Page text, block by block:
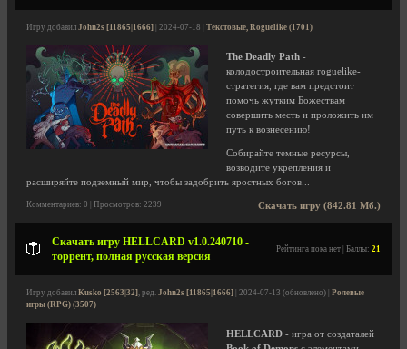
Игру добавил John2s [11865|1666] | 2024-07-18 | Текстовые, Roguelike (1701)
The Deadly Path -
колодостроительная roguelike-
стратегия, где вам предстоит
помочь жутким Божествам
совершить месть и проложить им
путь к вознесению!
Собирайте темные ресурсы,
возводите укрепления и
расширяйте подземный мир, чтобы задобрить яростных богов...
Скачать игру (842.81 Мб.)
Комментариев: 0 | Просмотров: 2239
Скачать игру HELLCARD v1.0.240710 -
торрент, полная русская версия
Рейтинга пока нет | Баллы: 21
Игру добавил Kusko [2563|32], ред. John2s [11865|1666] | 2024-07-13 (обновлено) | Ролевые
игры (RPG) (3507)
HELLCARD - игра от создаталей